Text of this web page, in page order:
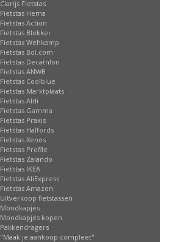
Clarijs Fietstas
Fietstas Hema
Fietstas Action
Fietstas Blokker
Fietstas Wehkamp
Fietstas Bol.com
Fietstas Decathlon
Fietstas ANWB
Fietstas Coolblue
Fietstas Marktplaats
Fietstas Aldi
Fietstas Gamma
Fietstas Praxis
Fietstas Halfords
Fietstas Xenos
Fietstas Profile
Fietstas Zalando
Fietstas IKEA
Fietstas AliExpress
Fietstas Amazon
Uitverkoop fietstassen
Mondkapjes
Mondkapjes kopen
Pakkendragers
"Maak je aankoop compleet"